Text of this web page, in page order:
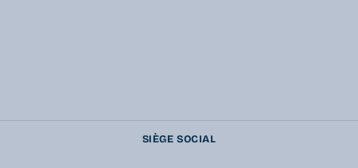
SIÈGE SOCIAL